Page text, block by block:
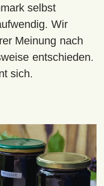
selbst
Wir
Meinung nach
entschieden.
sich.